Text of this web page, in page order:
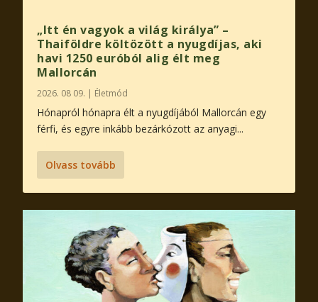
„Itt én vagyok a világ királya” –
Thaiföldre költözött a nyugdíjas, aki
havi 1250 euróból alig élt meg
Mallorcán
2026. 08 09. | Életmód
Hónapról hónapra élt a nyugdíjából Mallorcán egy
férfi, és egyre inkább bezárkózott az anyagi...
Olvass tovább